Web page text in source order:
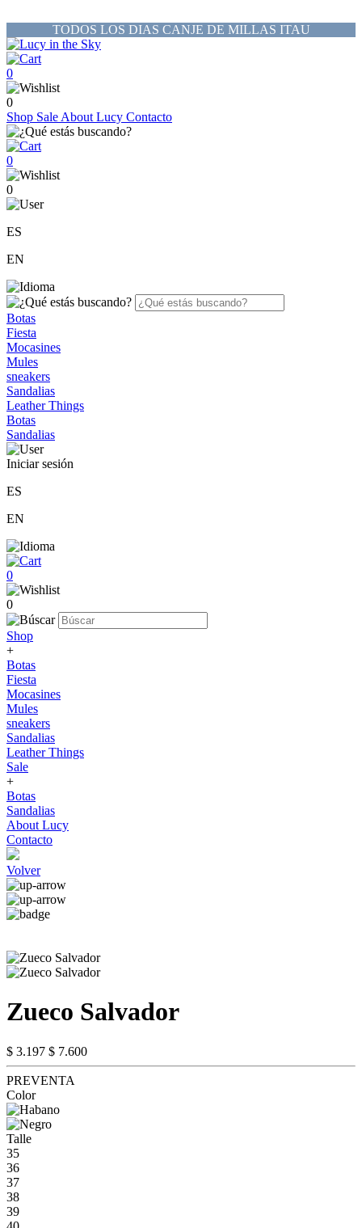
TODOS LOS DIAS CANJE DE MILLAS ITAU
0
0
Shop Sale About Lucy Contacto
0
0
ES
EN
Botas
Fiesta
Mocasines
Mules
sneakers
Sandalias
Leather Things
Botas
Sandalias
Iniciar sesión
ES
EN
0
0
Shop
+
Botas
Fiesta
Mocasines
Mules
sneakers
Sandalias
Leather Things
Sale
+
Botas
Sandalias
About Lucy
Contacto
Volver
Zueco Salvador
$ 3.197 $ 7.600
PREVENTA
Color
Talle
35
36
37
38
39